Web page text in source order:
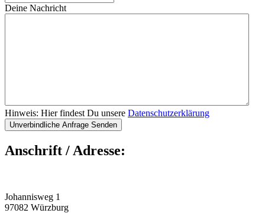
Deine Nachricht
Hinweis: Hier findest Du unsere Datenschutzerklärung
Anschrift / Adresse:
Johannisweg 1
97082 Würzburg